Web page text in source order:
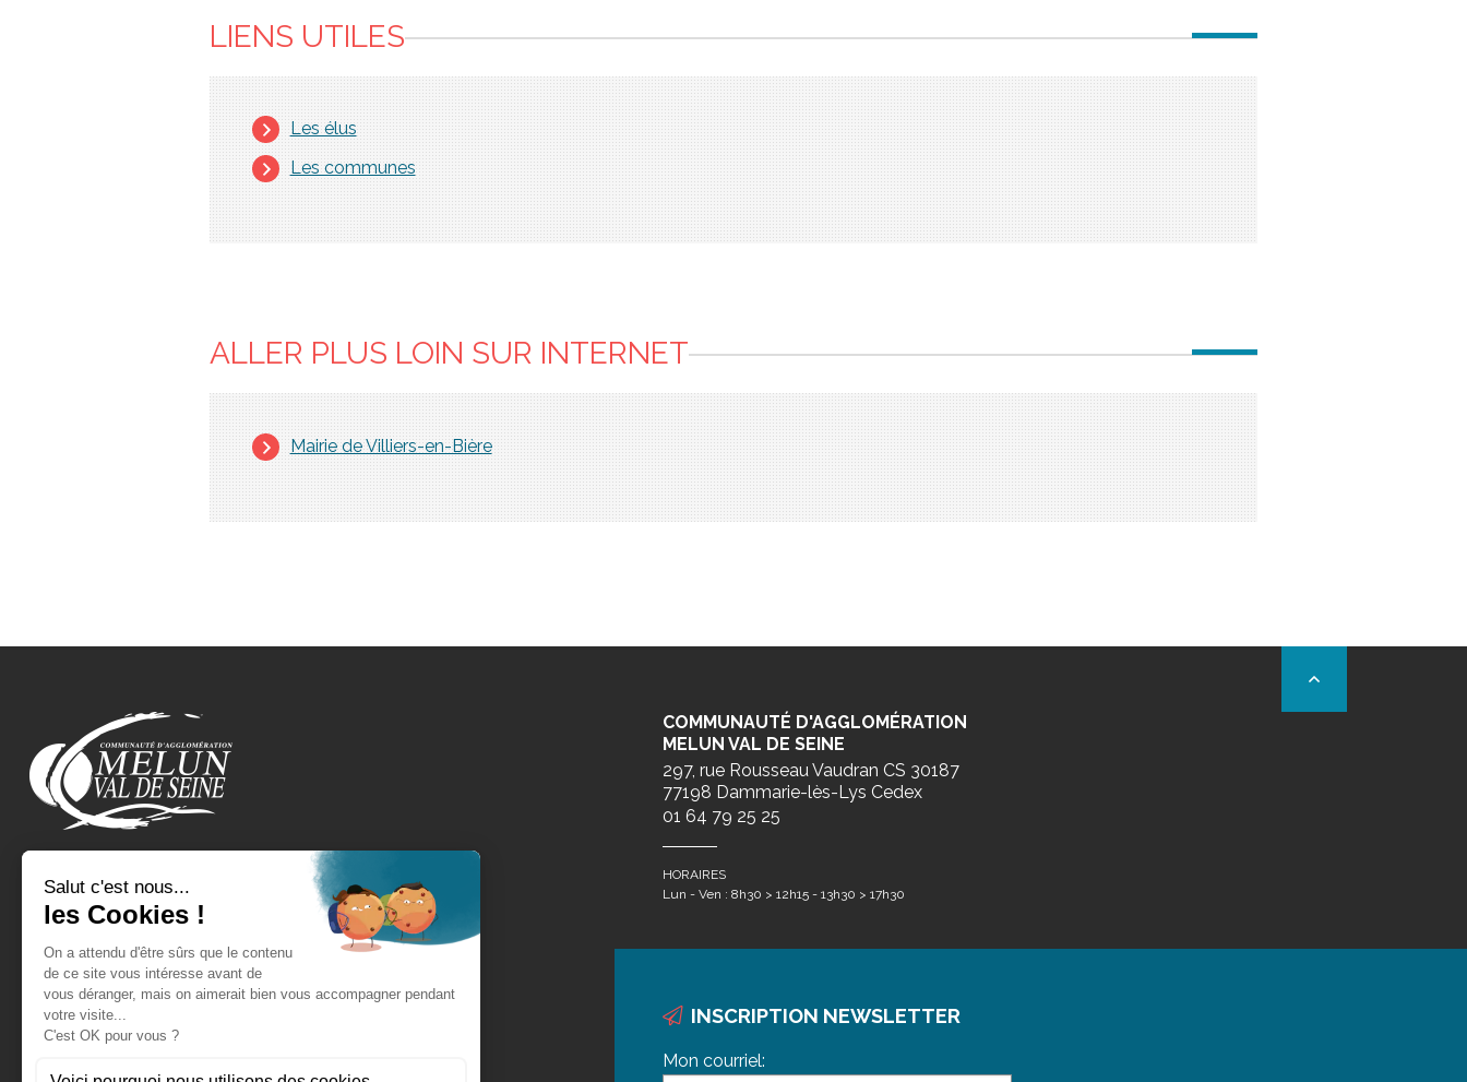
LIENS UTILES
Les élus
Les communes
ALLER PLUS LOIN SUR INTERNET
Mairie de Villiers-en-Bière
REJOIGNEZ-NOUS !
COMMUNAUTÉ D'AGGLOMÉRATION
MELUN VAL DE SEINE
297, rue Rousseau Vaudran CS 30187
77198 Dammarie-lès-Lys Cedex
01 64 79 25 25
HORAIRES
Lun - Ven : 8h30 > 12h15 - 13h30 > 17h30
EXPRESSIONS POLITIQUES
INSCRIPTION NEWSLETTER
Mon courriel: